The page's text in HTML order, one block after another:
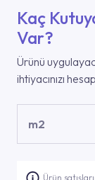
Kaç
Var?
Ürünü
ihtiyacınızı
m2
Ürün